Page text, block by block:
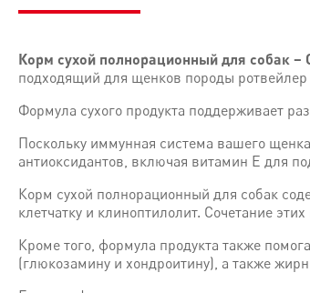
Корм сухой полнорационный для собак
подходящий для щенков породы ротвейлер
Формула сухого продукта поддерживает
Поскольку иммунная система вашего
антиоксидантов, включая витамин Е для
Корм сухой полнорационный для собак
клетчатку и клиноптилолит. Сочетание
Кроме того, формула продукта также
(глюкозамину и хондроитину), а также